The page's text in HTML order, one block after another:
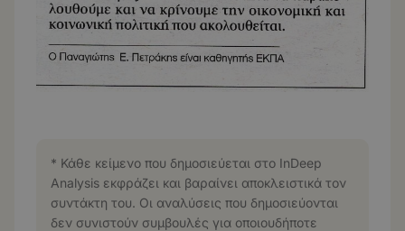
* Κάθε κείμενο που δημοσιεύεται στο InDeep
Analysis εκφράζει και βαραίνει αποκλειστικά τον
συντάκτη του. Οι αναλύσεις που δημοσιεύονται
δεν συνιστούν συμβουλές για οποιουδήποτε